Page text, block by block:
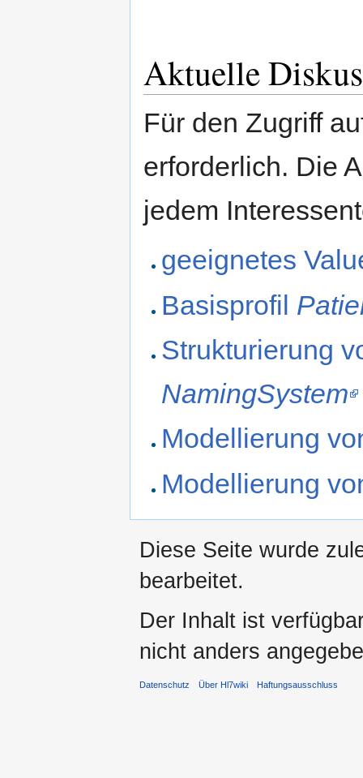
Aktuelle
Für den Zugriff
erforderlich. Die
jedem
geeignetes
Basisprofil
Strukturierung
NamingSystem
Modellierung
Modellierung
Diese Seite wurde
bearbeitet.
Der Inhalt ist
nicht anders
Datenschutz Über Hl7wiki Haftungsausschluss